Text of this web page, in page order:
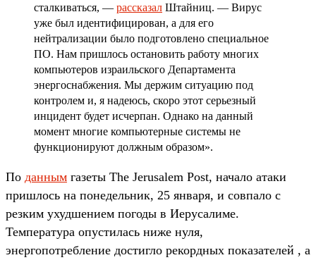
сталкиваться, — рассказал Штайниц. — Вирус
уже был идентифицирован, а для его
нейтрализации было подготовлено специальное
ПО. Нам пришлось остановить работу многих
компьютеров израильского Департамента
энергоснабжения. Мы держим ситуацию под
контролем и, я надеюсь, скоро этот серьезный
инцидент будет исчерпан. Однако на данный
момент многие компьютерные системы не
функционируют должным образом».
По данным газеты The Jerusalem Post, начало атаки
пришлось на понедельник, 25 января, и совпало с
резким ухудшением погоды в Иерусалиме.
Температура опустилась ниже нуля,
энергопотребление достигло рекордных показателей , а